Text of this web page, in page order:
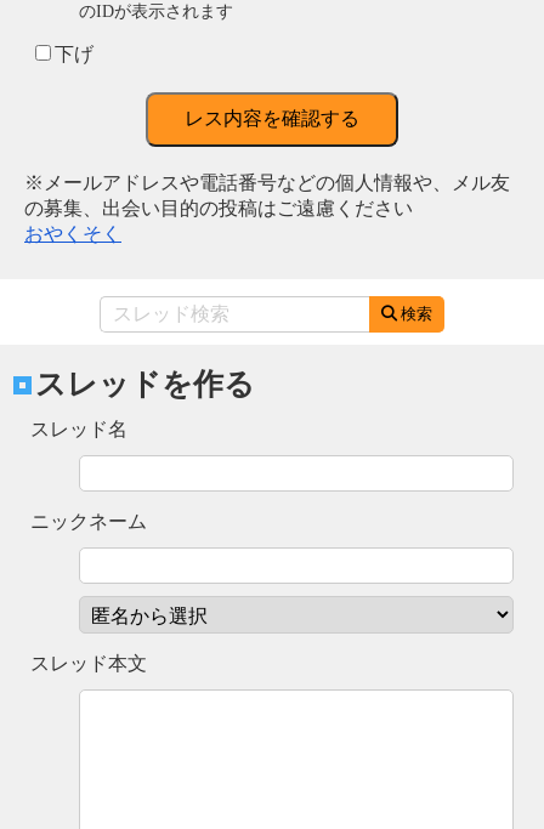
のIDが表示されます
下げ
レス内容を確認する
※メールアドレスや電話番号などの個人情報や、メル友
の募集、出会い目的の投稿はご遠慮ください
おやくそく
検索
スレッドを作る
スレッド名
ニックネーム
スレッド本文